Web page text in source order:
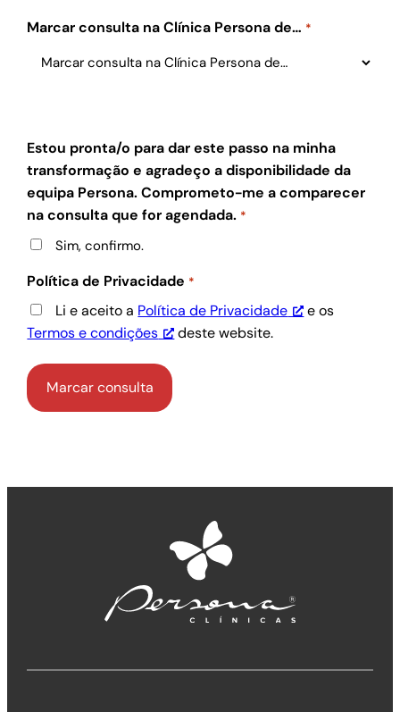
Marcar consulta na Clínica Persona de… *
Estou pronta/o para dar este passo na minha
transformação e agradeço a disponibilidade da
equipa Persona. Comprometo-me a comparecer
na consulta que for agendada. *
Sim, confirmo.
Política de Privacidade *
Li e aceito a Política de Privacidade
e os
Termos e condições
deste website.